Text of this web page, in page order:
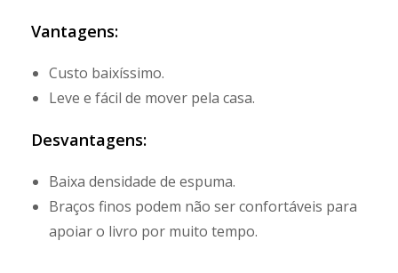
Vantagens:
Custo baixíssimo.
Leve e fácil de mover pela casa.
Desvantagens:
Baixa densidade de espuma.
Braços finos podem não ser confortáveis para
apoiar o livro por muito tempo.